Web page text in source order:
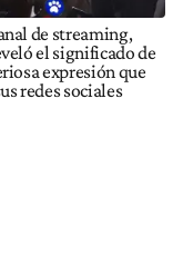
de streaming,
el significado de
expresión que
redes sociales